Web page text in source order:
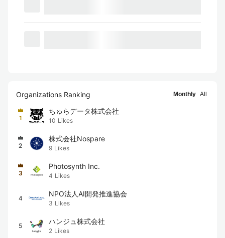
Organizations Ranking Monthly All
1
ちゅらデータ株式会社
10 Likes
2
株式会社Nospare
9 Likes
3
Photosynth Inc.
4 Likes
4
NPO法人AI開発推進協会
3 Likes
5
ハンジュ株式会社
2 Likes